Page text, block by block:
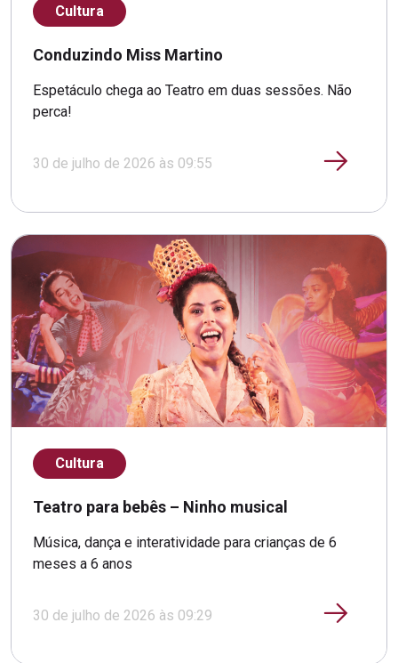
Cultura
Conduzindo Miss Martino
Espetáculo chega ao Teatro em duas sessões. Não
perca!
30 de julho de 2026 às 09:55
Cultura
Teatro para bebês – Ninho musical
Música, dança e interatividade para crianças de 6
meses a 6 anos
30 de julho de 2026 às 09:29